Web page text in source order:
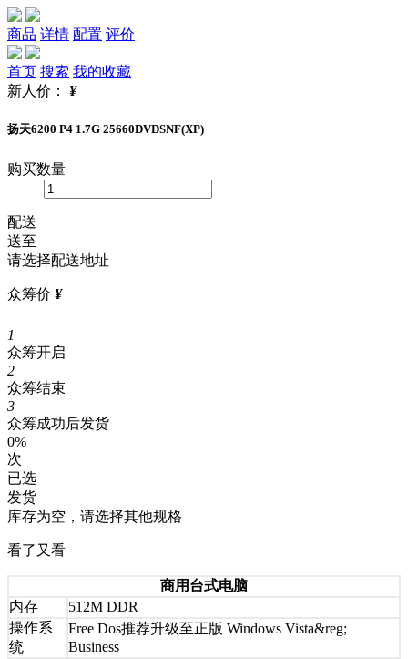
商品 详情 配置 评价
首页 搜索 我的收藏
新人价：
¥
扬天6200 P4 1.7G 25660DVDSNF(XP)
购买数量
配送
送至
请选择配送地址
众筹价 ¥
1
众筹开启
2
众筹结束
3
众筹成功后发货
0%
次
已选
发货
库存为空，请选择其他规格
看了又看
商用台式电脑
内存
512M DDR
操作系
统
Free Dos推荐升级至正版 Windows Vista&reg;
Business